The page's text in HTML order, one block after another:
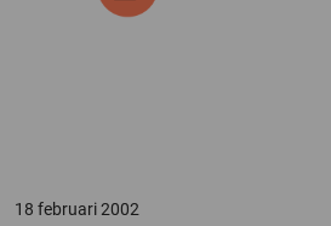
18 februari 2002